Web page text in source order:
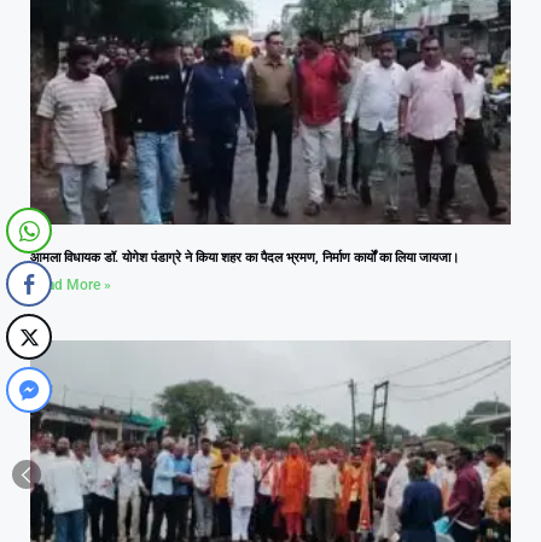
आमला विधायक डॉ. योगेश पंडाग्रे ने किया शहर का पैदल भ्रमण, निर्माण कार्यों का लिया जायजा।
Read More »